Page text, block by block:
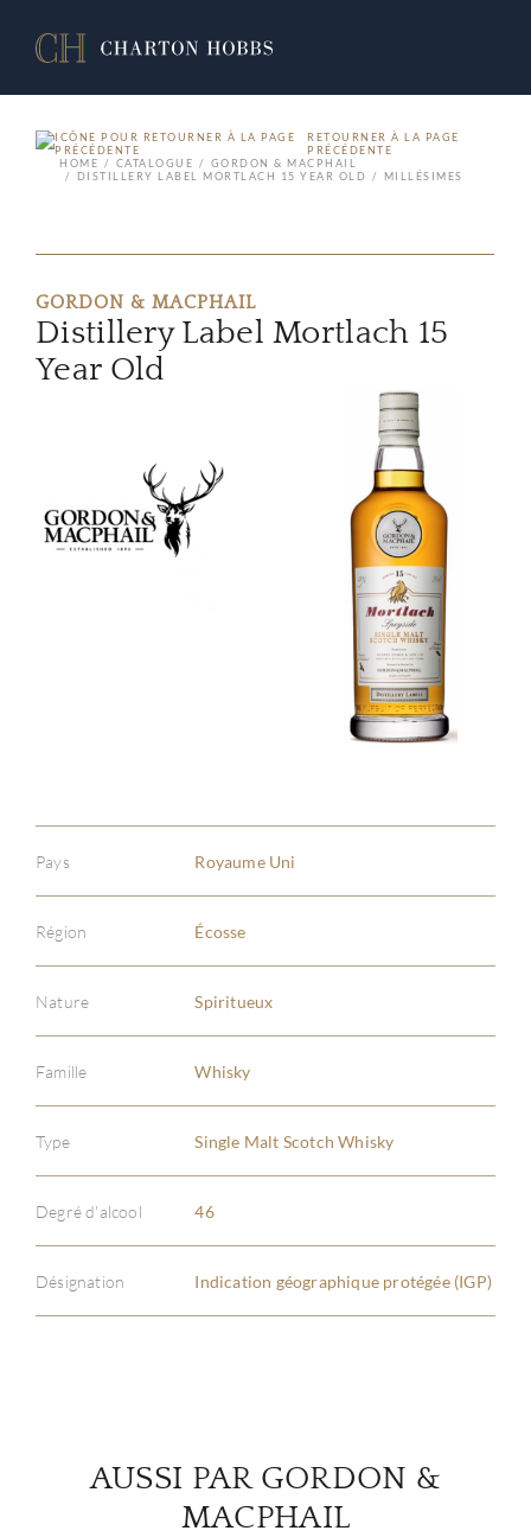
RETOURNER À LA PAGE
PRÉCÉDENTE
HOME
CATALOGUE
GORDON & MACPHAIL
DISTILLERY LABEL MORTLACH 15 YEAR OLD
MILLÉSIMES
GORDON & MACPHAIL
Distillery Label Mortlach 15
Year Old
Pays Royaume Uni
Région Écosse
Nature Spiritueux
Famille Whisky
Type Single Malt Scotch Whisky
Degré d'alcool 46
Désignation Indication géographique protégée (IGP)
AUSSI PAR GORDON &
MACPHAIL